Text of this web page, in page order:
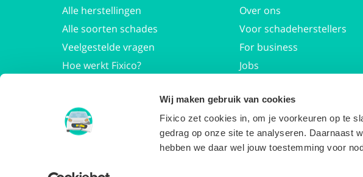
Wij maken gebruik van cookies
Fixico zet cookies in, om je voorkeuren op te
gedrag op onze site te analyseren. Daarnaast
hebben we daar wel jouw toestemming voor
Alle herstellingen
Alle soorten schades
Veelgestelde vragen
Hoe werkt Fixico?
Over ons
Voor schadeherstellers
For business
Jobs